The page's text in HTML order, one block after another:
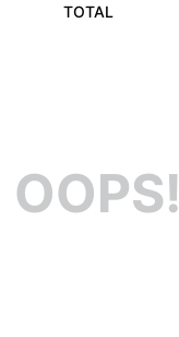
TOTAL
OOPS!